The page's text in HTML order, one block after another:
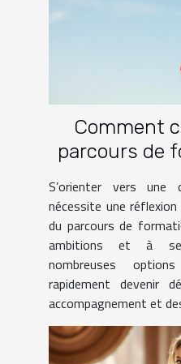
Comment
parcours de
une carrière
S’orienter vers une
nécessite une
du parcours de
ambitions et à
nombreuses
rapidement devenir
accompagnement et